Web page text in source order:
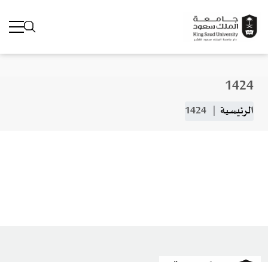
تجاوز إلى المحتوى الرئيسي
1424
مسار التنقل
الرئيسية